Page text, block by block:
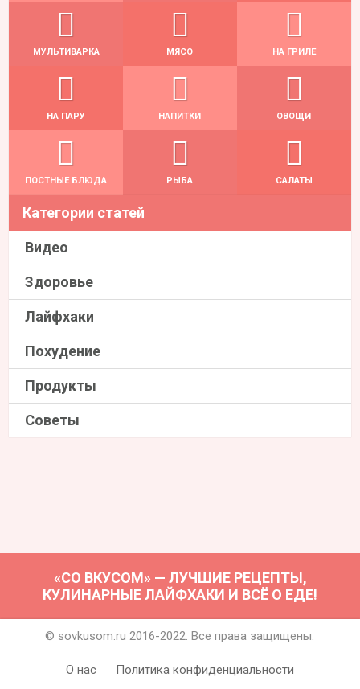
МУЛЬТИВАРКА МЯСО НА ГРИЛЕ
НА ПАРУ НАПИТКИ ОВОЩИ
ПОСТНЫЕ БЛЮДА РЫБА САЛАТЫ
Категории статей
Видео
Здоровье
Лайфхаки
Похудение
Продукты
Советы
«СО ВКУСОМ» — ЛУЧШИЕ РЕЦЕПТЫ,
КУЛИНАРНЫЕ ЛАЙФХАКИ И ВСЁ О ЕДЕ!
© sovkusom.ru 2016-2022. Все права защищены.
О нас Политика конфиденциальности